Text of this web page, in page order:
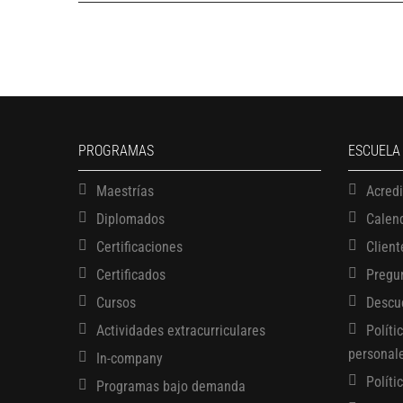
PROGRAMAS
Maestrías
Diplomados
Certificaciones
Certificados
Cursos
Actividades extracurriculares
In-company
Programas bajo demanda